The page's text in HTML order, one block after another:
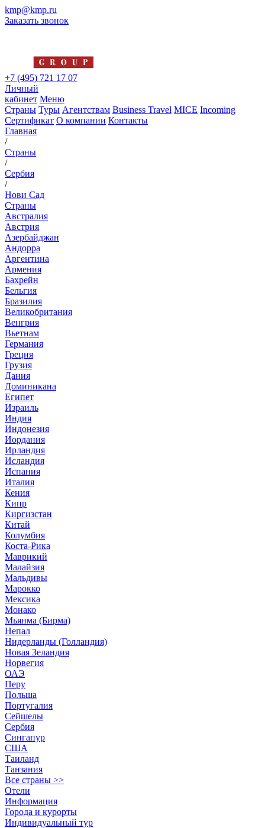
kmp@kmp.ru
Заказать звонок
+7 (495) 721 17 07
Личный
кабинет Меню
Страны Туры Агентствам Business Travel MICE Incoming
Сертификат О компании Контакты
Главная
/
Страны
/
Сербия
/
Нови Сад
Страны
Австралия
Австрия
Азербайджан
Андорра
Аргентина
Армения
Бахрейн
Бельгия
Бразилия
Великобритания
Венгрия
Вьетнам
Германия
Греция
Грузия
Дания
Доминикана
Египет
Израиль
Индия
Индонезия
Иордания
Ирландия
Исландия
Испания
Италия
Кения
Кипр
Киргизстан
Китай
Колумбия
Коста-Рика
Маврикий
Малайзия
Мальдивы
Марокко
Мексика
Монако
Мьянма (Бирма)
Непал
Нидерланды (Голландия)
Новая Зеландия
Норвегия
ОАЭ
Перу
Польша
Португалия
Сейшелы
Сербия
Сингапур
США
Таиланд
Танзания
Все страны >>
Отели
Информация
Города и курорты
Индивидуальный тур